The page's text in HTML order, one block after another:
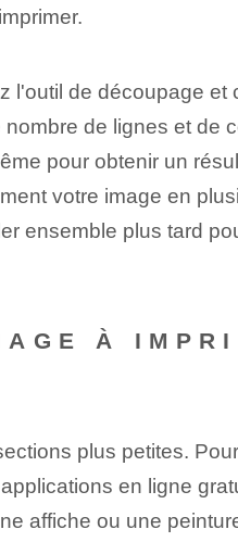
l'outil de découpage et
de lignes et de
pour obtenir un
votre image en
ensemble plus tard
À
plus petites.
en ligne
affiche ou une